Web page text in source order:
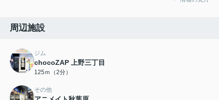
周辺施設
ジム
chocoZAP 上野三丁目
125ｍ（2分）
その他